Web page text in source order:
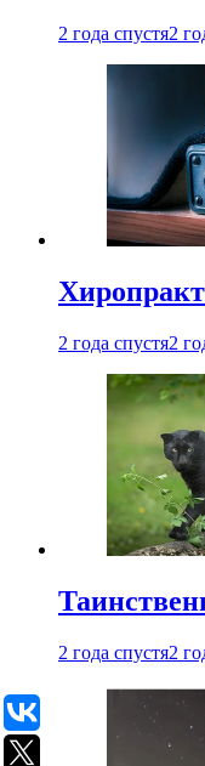
2 года спустя2
2 года спустя2
2 года спустя2